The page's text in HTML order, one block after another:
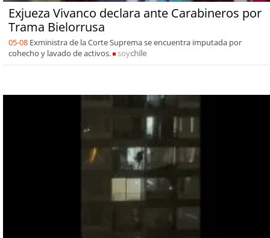
Exjueza Vivanco declara ante Carabineros por
Trama Bielorrusa
05-08 Exministra de la Corte Suprema se encuentra imputada por
cohecho y lavado de activos.
soychile